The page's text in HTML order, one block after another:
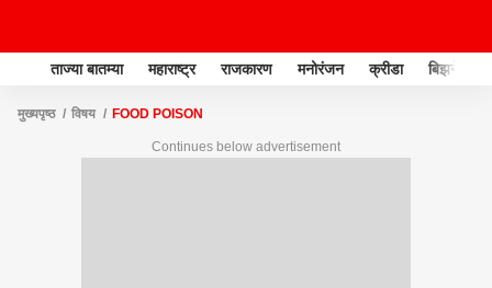
ताज्या बातम्या महाराष्ट्र राजकारण मनोरंजन क्रीडा बिझनेस
मुख्यपृष्ठ विषय FOOD POISON
Continues below advertisement